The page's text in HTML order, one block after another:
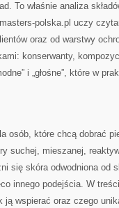
To właśnie analiza
polska.pl uczy
oraz od warstwy
konserwanty,
i „głośne”, które w
osób, które chcą dobrać
suchej, mieszanej,
się skóra odwodniona od
innego podejścia. W
wspierać oraz czego